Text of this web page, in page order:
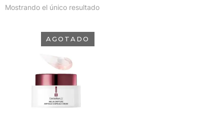
Mostrando el único resultado
AGOTADO